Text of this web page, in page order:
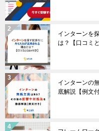
インターンを
は？【口コミ
インターンの
底解説【例文付